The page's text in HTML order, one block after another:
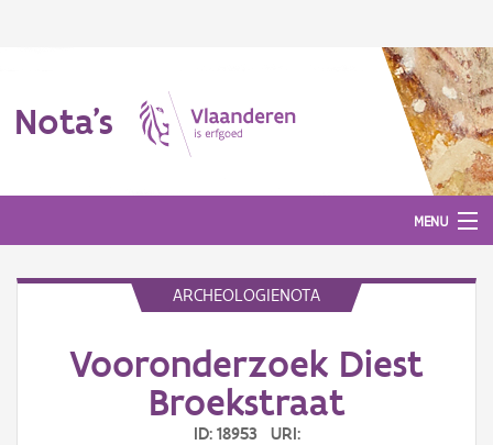
Nota's
MENU
Aanmelden
ARCHEOLOGIENOTA
Vooronderzoek Diest
Broekstraat
ID: 18953 URI: